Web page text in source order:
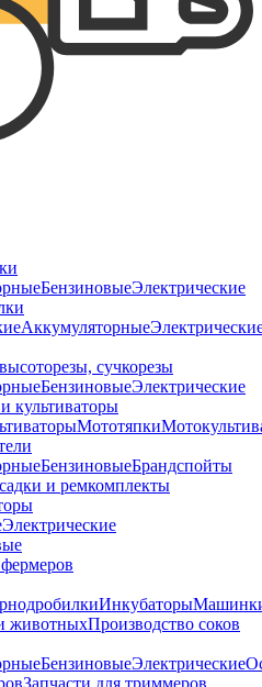
БензиновыеЭлектрические
Аккумуляторные
сучкорезы
БензиновыеЭлектрические
культиваторы
Мототяпки
БензиновыеБрандспойты
и ремкомплекты
Электрические
Инкубаторы
животныхПроизводство соков
БензиновыеЭлектрические
Запчасти для триммеров